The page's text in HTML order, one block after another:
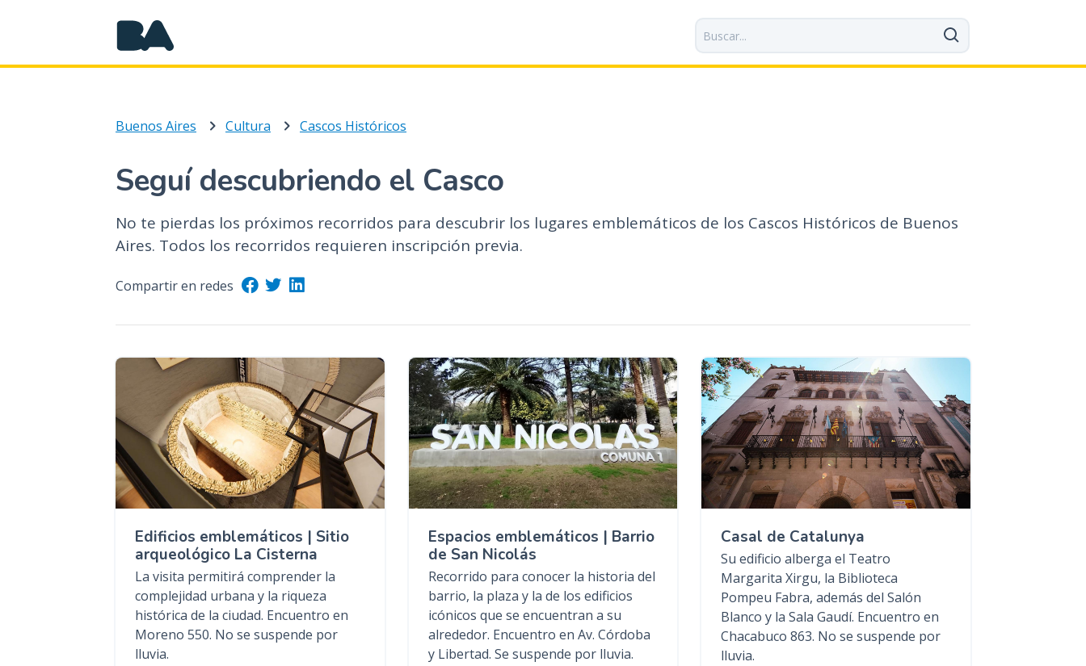
a
e
p
i
n
c
i
p
a
l
Buenos Aires Cultura Cascos Históricos
Seguí descubriendo el Casco
No te pierdas los próximos recorridos para descubrir los lugares emblemáticos de los Cascos Históricos de Buenos
Aires. Todos los recorridos requieren inscripción previa.
Compartir en redes
Edificios emblemáticos | Sitio
arqueológico La Cisterna
La visita permitirá comprender la
complejidad urbana y la riqueza
histórica de la ciudad. Encuentro en
Moreno 550. No se suspende por
lluvia.
Espacios emblemáticos | Barrio
de San Nicolás
Recorrido para conocer la historia del
barrio, la plaza y la de los edificios
icónicos que se encuentran a su
alrededor. Encuentro en Av. Córdoba
y Libertad. Se suspende por lluvia.
Casal de Catalunya
Su edificio alberga el Teatro
Margarita Xirgu, la Biblioteca
Pompeu Fabra, además del Salón
Blanco y la Sala Gaudí. Encuentro en
Chacabuco 863. No se suspende por
lluvia.